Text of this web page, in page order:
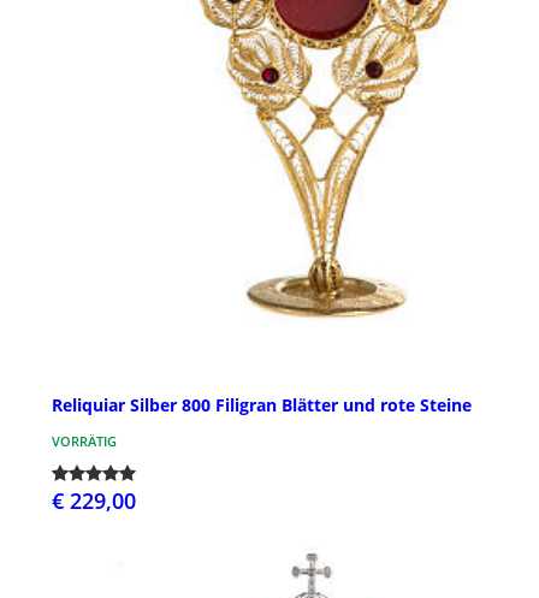
Reliquiar Silber 800 Filigran Blätter und rote Steine
VORRÄTIG
€ 229,00